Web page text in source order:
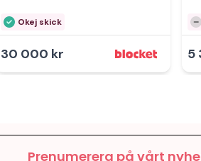
Okej skick
30 000 kr 5
Prenumerera på vårt